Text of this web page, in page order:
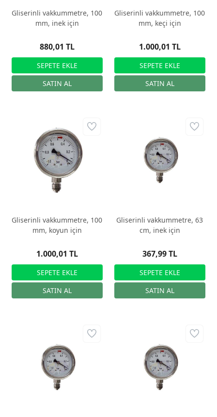
Gliserinli vakkummetre, 100
mm, inek için
880,01 TL
Gliserinli vakkummetre, 100
mm, keçi için
1.000,01 TL
Gliserinli vakkummetre, 100
mm, koyun için
1.000,01 TL
Gliserinli vakkummetre, 63
cm, inek için
367,99 TL